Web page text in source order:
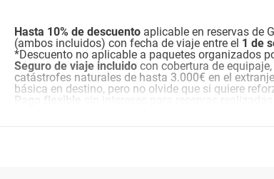
Hasta 10% de descuento aplicable en reservas de
(ambos incluidos) con fecha de viaje entre el 1 de
*Descuento no aplicable a paquetes organizados
Seguro de viaje incluido con cobertura de
catástrofes naturales de hasta 3.000€ en el
básica en destino, pero no olvide que si quiere
Pago flexible
sin intereses para reservas